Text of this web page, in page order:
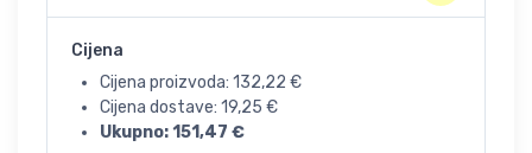
Cijena
Cijena proizvoda: 132,22 €
Cijena dostave: 19,25 €
Ukupno:151,47 €